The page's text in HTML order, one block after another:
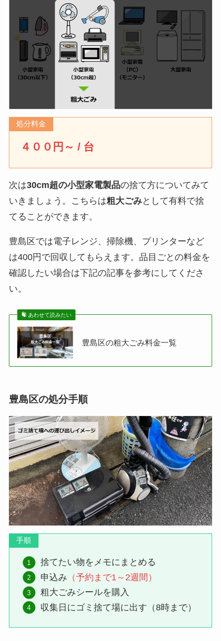
要町
１丁目９番～
４９番
第2・4月
要町
２丁目１番～
１４番
第1・3月
２丁目１５番
～３６番
要町
３０番
要町
３丁目３１番
～５９番
第2・4月
上池袋 １～４丁目 第2・4水
北大塚
１丁目１番～
１０番・１５
番（１６号～
４番（１４～
北大塚
１丁目１１番
５番（１号～
第1・3水
北大塚 ２丁目
北大塚 ３丁目 第2・4水
駒込 １～７丁目 第2・4土
巣鴨
１・２・５丁
目
第2・4土
巣鴨 ３・４丁目 第1・3土
千川 １・２丁目 第2・4月
雑司が谷
高田 １・２丁目 第2・4火
高田 ３丁目
区民ひろば仰高 駒込4-12-3
区民ひろば清和第一 巣鴨3-15-20
巣鴨地域文化創造館 巣鴨4-15-11
区民ひろば高南第一 高田2-11-2
区民ひろば高南第二
区民ひろば長崎 長崎2-27-18
区民ひろば西巣鴨第一 西巣鴨2-35-3
豊島区役所（本庁舎）
区民ひろば南池袋 南池袋3-5-12
南大塚地域文化創造館 南大塚2-36-1
区民ひろば目白
豊島区の小型家電ボックス設置場所
処分料金
４００円～ / 台
次は30cm超の小型家電製品の捨て方についてみて
いきましょう。こちらは粗大ごみとして有料で捨
てることができます。
豊島区では電子レンジ、掃除機、プリンターなど
は400円で回収してもらえます。品目ごとの料金を
確認したい場合は下記の記事を参考にしてくださ
い。
あわせて読みたい
豊島区の粗大ごみ料金一覧
豊島区の処分手順
手順
捨てたい物をメモにまとめる
申込み （予約まで1～2週間）
粗大ごみシールを購入
収集日にゴミ捨て場に出す（8時まで）